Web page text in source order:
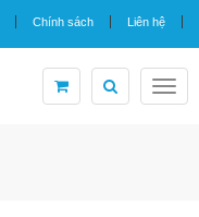
Chính sách Liên hệ